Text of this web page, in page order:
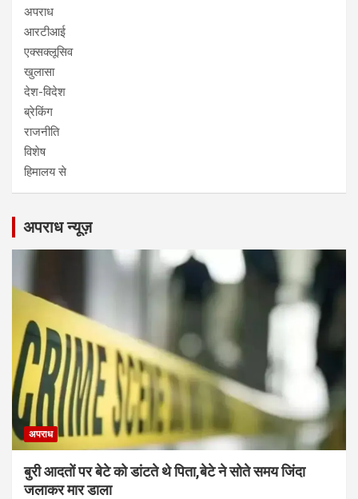
अपराध
आरटीआई
एक्सक्लूसिव
खुलासा
देश-विदेश
ब्रेकिंग
राजनीति
विशेष
हिमालय से
अपराध न्यूज़
अपराध
बुरी आदतों पर बेटे को डांटते थे पिता,बेटे ने सोते समय जिंदा
जलाकर मार डाला